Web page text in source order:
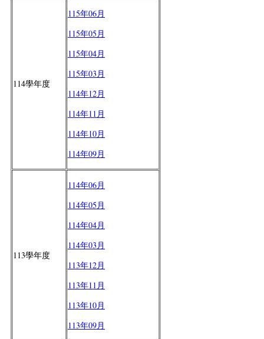
114學年度
115年06月
115年05月
115年04月
115年03月
114年12月
114年11月
114年10月
114年09月
113學年度
114年06月
114年05月
114年04月
114年03月
113年12月
113年11月
113年10月
113年09月